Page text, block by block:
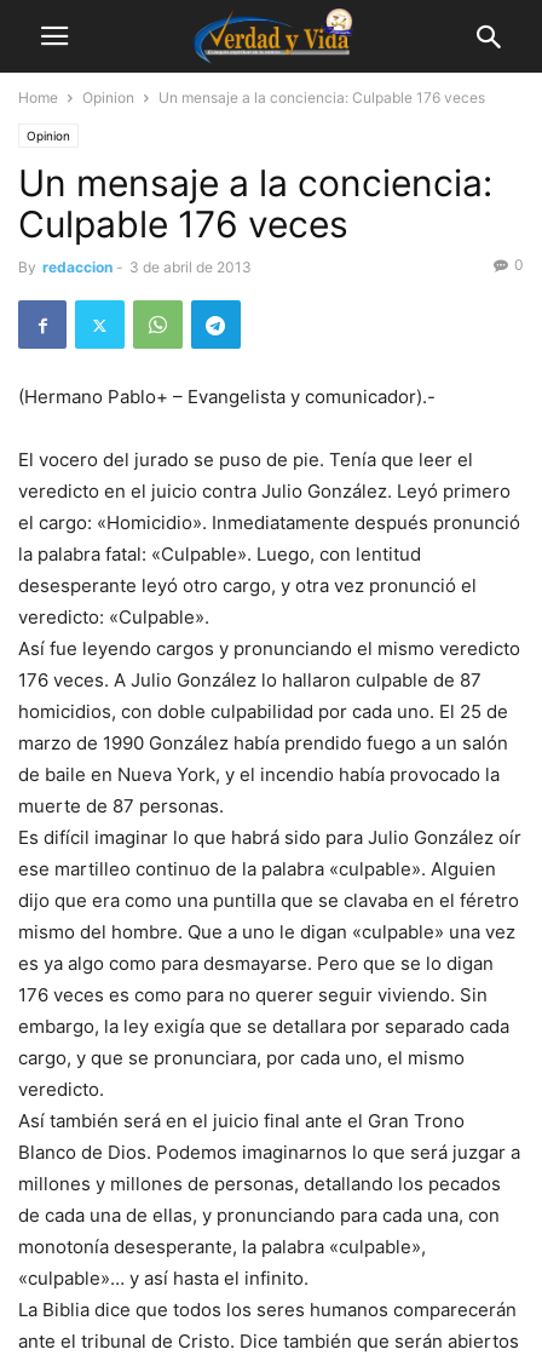
Home Opinion Un mensaje a la conciencia: Culpable 176 veces
Opinion
Un mensaje a la conciencia:
Culpable 176 veces
By redaccion - 3 de abril de 2013 0
(Hermano Pablo+ – Evangelista y comunicador).-
El vocero del jurado se puso de pie. Tenía que leer el
veredicto en el juicio contra Julio González. Leyó primero
el cargo: «Homicidio». Inmediatamente después pronunció
la palabra fatal: «Culpable». Luego, con lentitud
desesperante leyó otro cargo, y otra vez pronunció el
veredicto: «Culpable».
Así fue leyendo cargos y pronunciando el mismo veredicto
176 veces. A Julio González lo hallaron culpable de 87
homicidios, con doble culpabilidad por cada uno. El 25 de
marzo de 1990 González había prendido fuego a un salón
de baile en Nueva York, y el incendio había provocado la
muerte de 87 personas.
Es difícil imaginar lo que habrá sido para Julio González oír
ese martilleo continuo de la palabra «culpable». Alguien
dijo que era como una puntilla que se clavaba en el féretro
mismo del hombre. Que a uno le digan «culpable» una vez
es ya algo como para desmayarse. Pero que se lo digan
176 veces es como para no querer seguir viviendo. Sin
embargo, la ley exigía que se detallara por separado cada
cargo, y que se pronunciara, por cada uno, el mismo
veredicto.
Así también será en el juicio final ante el Gran Trono
Blanco de Dios. Podemos imaginarnos lo que será juzgar a
millones y millones de personas, detallando los pecados
de cada una de ellas, y pronunciando para cada una, con
monotonía desesperante, la palabra «culpable»,
«culpable»… y así hasta el infinito.
La Biblia dice que todos los seres humanos comparecerán
ante el tribunal de Cristo. Dice también que serán abiertos